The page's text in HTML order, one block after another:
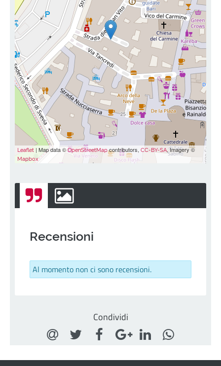
Leaflet | Map data © OpenStreetMapcontributors, CC-BY-SA, Imagery ©
Mapbox
Recensioni
Al momento non ci sono recensioni.
Condividi